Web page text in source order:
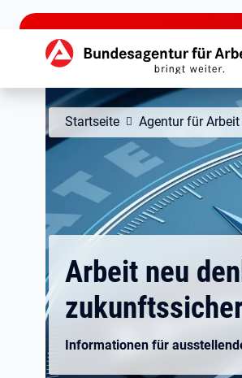
zu den Hauptinhalten springen
Hauptnavigation
Startseite Agentur für Arbeit
Arbeit neu
Informationen für